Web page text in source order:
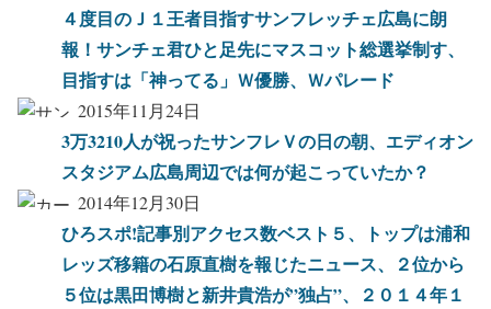
４度目のＪ１王者目指すサンフレッチェ広島に朗
報！サンチェ君ひと足先にマスコット総選挙制す、
目指すは「神ってる」Ｗ優勝、Ｗパレード
2015年11月24日
3万3210人が祝ったサンフレＶの日の朝、エディオン
スタジアム広島周辺では何が起こっていたか？
2014年12月30日
ひろスポ!記事別アクセス数ベスト５、トップは浦和
レッズ移籍の石原直樹を報じたニュース、２位から
５位は黒田博樹と新井貴浩が”独占”、２０１４年１